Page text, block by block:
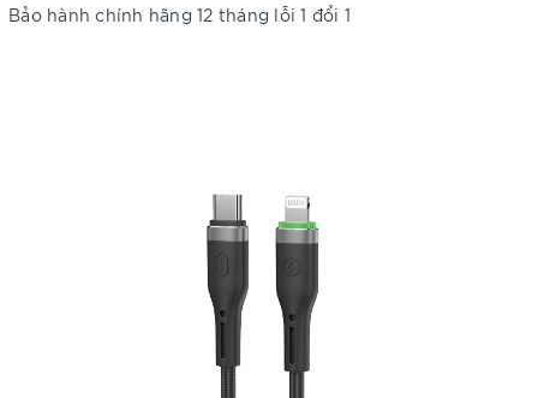
Bảo hành chính hãng 12 tháng lỗi 1 đổi 1